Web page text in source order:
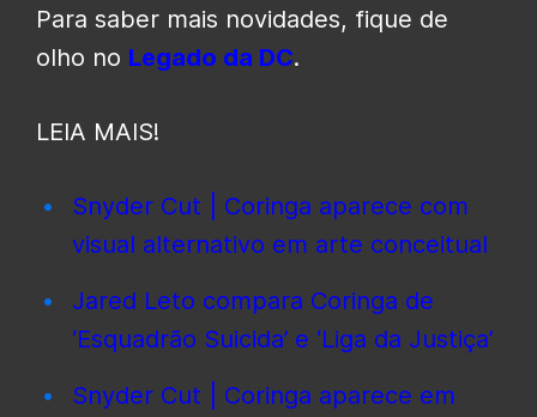
Para saber mais novidades, fique de
olho no Legado da DC.
LEIA MAIS!
Snyder Cut | Coringa aparece com
visual alternativo em arte conceitual
Jared Leto compara Coringa de
‘Esquadrão Suicida’ e ‘Liga da Justiça’
Snyder Cut | Coringa aparece em